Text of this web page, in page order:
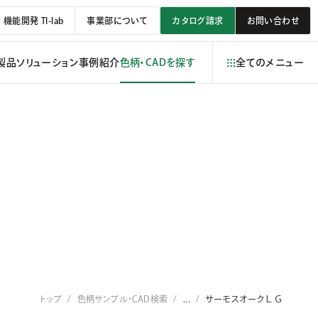
機能開発 TI-lab 事業部について カタログ請求 お問い合わせ
品ソリューション事例紹介色柄・CADを探す 全てのメニュー
トップ 色柄サンプル・CAD検索 サーモスオークＬＧ